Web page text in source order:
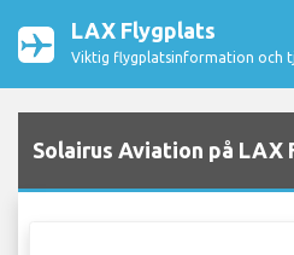
LAX Flygplats
Viktig flygplatsinformation och
Solairus Aviation på LAX